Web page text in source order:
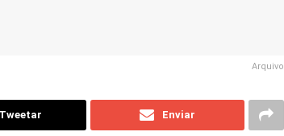
Arquivo
Tweetar Enviar